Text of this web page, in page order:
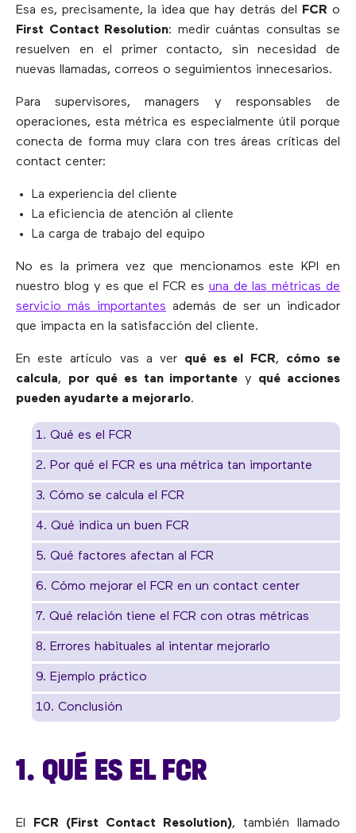
Esa es, precisamente, la idea que hay detrás del FCR o
First Contact Resolution: medir cuántas consultas se
resuelven en el primer contacto, sin necesidad de
nuevas llamadas, correos o seguimientos innecesarios.
Para supervisores, managers y responsables de
operaciones, esta métrica es especialmente útil porque
conecta de forma muy clara con tres áreas críticas del
contact center:
La experiencia del cliente
La eficiencia de atención al cliente
La carga de trabajo del equipo
No es la primera vez que mencionamos este KPI en
nuestro blog y es que el FCR es una de las métricas de
servicio más importantes además de ser un indicador
que impacta en la satisfacción del cliente.
En este artículo vas a ver qué es el FCR, cómo se
calcula, por qué es tan importante y qué acciones
pueden ayudarte a mejorarlo.
1. Qué es el FCR
2. Por qué el FCR es una métrica tan importante
3. Cómo se calcula el FCR
4. Qué indica un buen FCR
5. Qué factores afectan al FCR
6. Cómo mejorar el FCR en un contact center
7. Qué relación tiene el FCR con otras métricas
8. Errores habituales al intentar mejorarlo
9. Ejemplo práctico
10. Conclusión
1. QUÉ ES EL FCR
El FCR (First Contact Resolution), también llamado